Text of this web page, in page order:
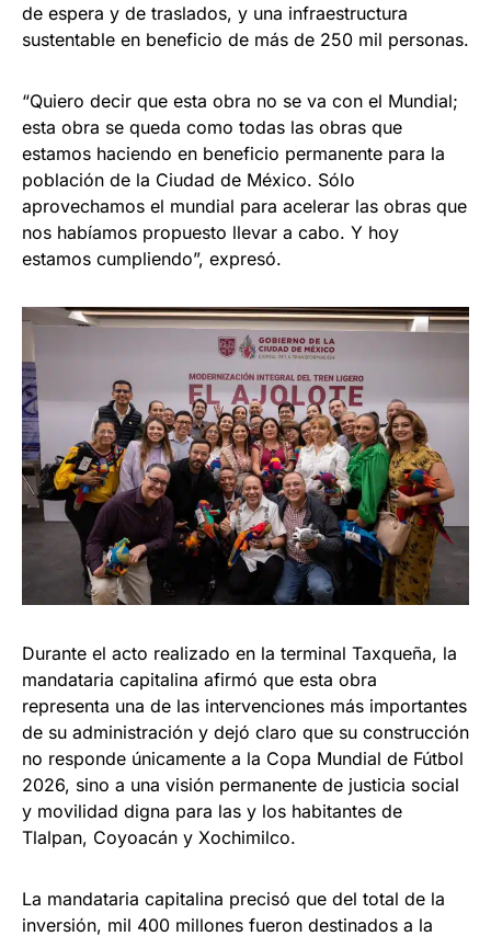
de espera y de traslados, y una infraestructura
sustentable en beneficio de más de 250 mil personas.
“Quiero decir que esta obra no se va con el Mundial;
esta obra se queda como todas las obras que
estamos haciendo en beneficio permanente para la
población de la Ciudad de México. Sólo
aprovechamos el mundial para acelerar las obras que
nos habíamos propuesto llevar a cabo. Y hoy
estamos cumpliendo”, expresó.
Durante el acto realizado en la terminal Taxqueña, la
mandataria capitalina afirmó que esta obra
representa una de las intervenciones más importantes
de su administración y dejó claro que su construcción
no responde únicamente a la Copa Mundial de Fútbol
2026, sino a una visión permanente de justicia social
y movilidad digna para las y los habitantes de
Tlalpan, Coyoacán y Xochimilco.
La mandataria capitalina precisó que del total de la
inversión, mil 400 millones fueron destinados a la